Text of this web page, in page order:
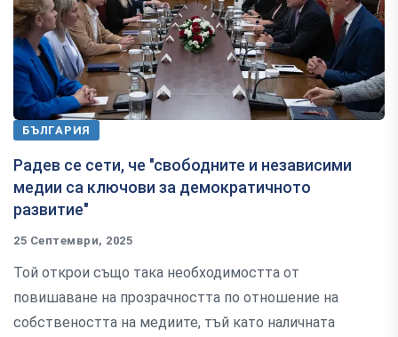
БЪЛГАРИЯ
Радев се сети, че "свободните и независими
медии са ключови за демократичното
развитие"
25 Септември, 2025
Той открои също така необходимостта от
повишаване на прозрачността по отношение на
собствеността на медиите, тъй като наличната